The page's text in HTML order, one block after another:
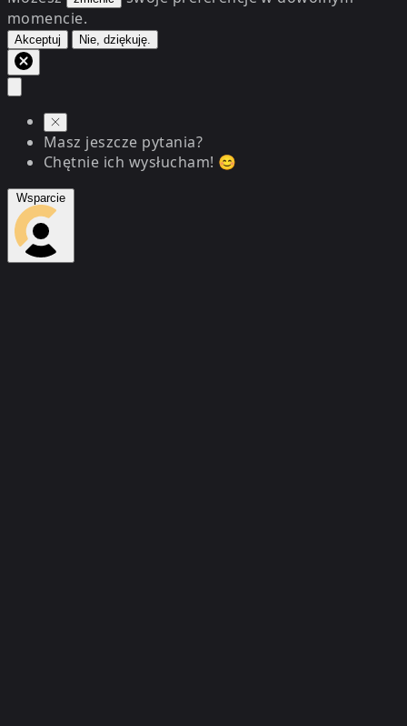
momencie.
Akceptuj Nie, dziękuję.
Masz jeszcze pytania?
Chętnie ich wysłucham! 😊
Wsparcie